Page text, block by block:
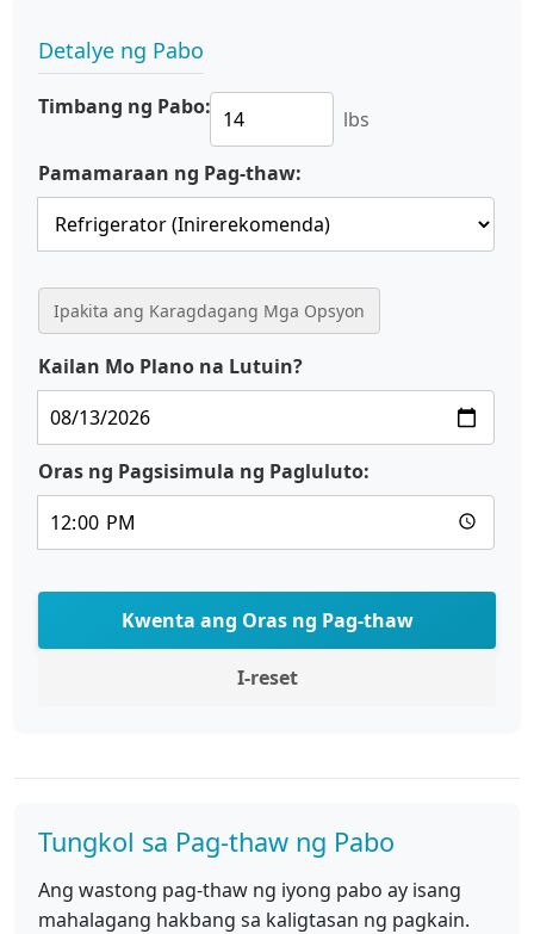
Detalye ng Pabo
Timbang ng Pabo: lbs
Pamamaraan ng Pag-thaw:
Ipakita ang Karagdagang Mga Opsyon
Kailan Mo Plano na Lutuin?
Oras ng Pagsisimula ng Pagluluto:
Kwenta ang Oras ng Pag-thaw
I-reset
Tungkol sa Pag-thaw ng Pabo
Ang wastong pag-thaw ng iyong pabo ay isang
mahalagang hakbang sa kaligtasan ng pagkain.